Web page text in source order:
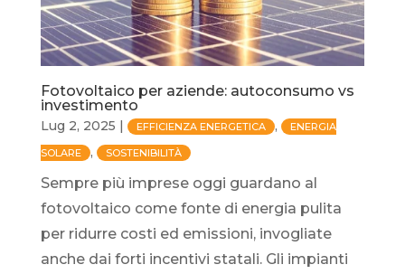
Fotovoltaico per aziende: autoconsumo vs
investimento
Lug 2, 2025 | EFFICIENZA ENERGETICA , ENERGIA
SOLARE , SOSTENIBILITÀ
Sempre più imprese oggi guardano al
fotovoltaico come fonte di energia pulita
per ridurre costi ed emissioni, invogliate
anche dai forti incentivi statali. Gli impianti